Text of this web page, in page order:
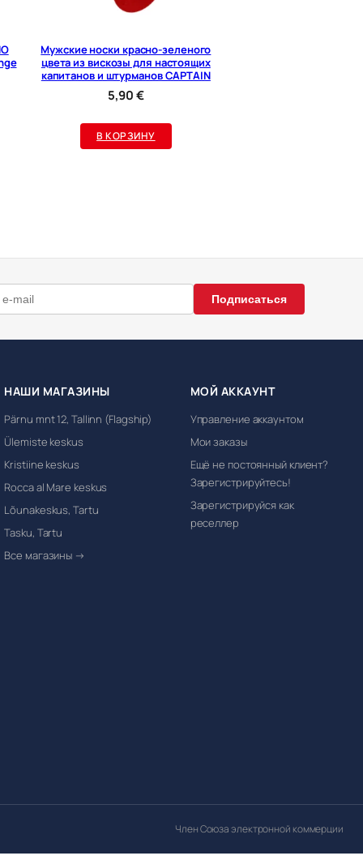
Мужские носки красно-зеленого
цвета из вискозы для настоящих
капитанов и штурманов CAPTAIN
5,90€
В КОРЗИНУ
Подписаться
НАШИ МАГАЗИНЫ
Pärnu mnt 12, Tallinn (Flagship)
Ülemiste keskus
Kristiine keskus
Rocca al Mare keskus
Lõunakeskus, Tartu
Tasku, Tartu
Все магазины →
МОЙ АККАУНТ
Управление аккаунтом
Мои заказы
Ещё не постоянный клиент?
Зарегистрируйтесь!
Зарегистрируйся как
реселлер
Член Союза электронной коммерции